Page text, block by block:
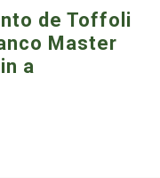
de Toffoli
Master
a